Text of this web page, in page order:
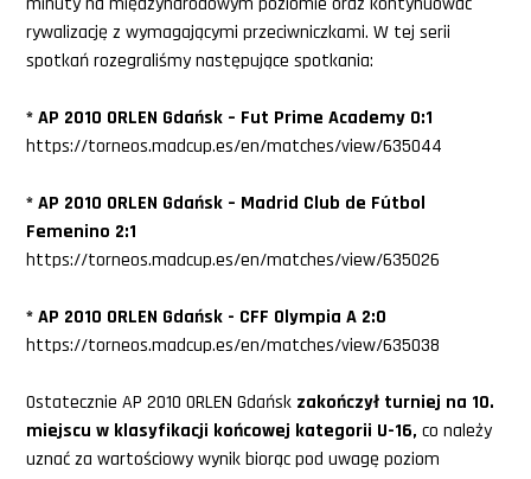
rywalizację z wymagającymi przeciwniczkami. W tej serii
spotkań rozegraliśmy następujące spotkania:
* AP 2010 ORLEN Gdańsk – Fut Prime Academy 0:1
https://torneos.madcup.es/en/matches/view/635044
* AP 2010 ORLEN Gdańsk – Madrid Club de Fútbol
Femenino 2:1
https://torneos.madcup.es/en/matches/view/635026
* AP 2010 ORLEN Gdańsk - CFF Olympia A 2:0
https://torneos.madcup.es/en/matches/view/635038
Ostatecznie AP 2010 ORLEN Gdańsk zakończył turniej na 10.
miejscu w klasyfikacji końcowej kategorii U-16, co należy
uznać za wartościowy wynik biorąc pod uwagę poziom